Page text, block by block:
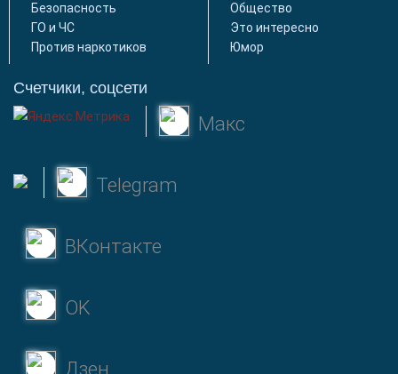
Безопасность
ГО и ЧС
Против наркотиков
Общество
Это интересно
Юмор
Счетчики, соцсети
Макс
Telegram
ВКонтакте
OK
Дзен